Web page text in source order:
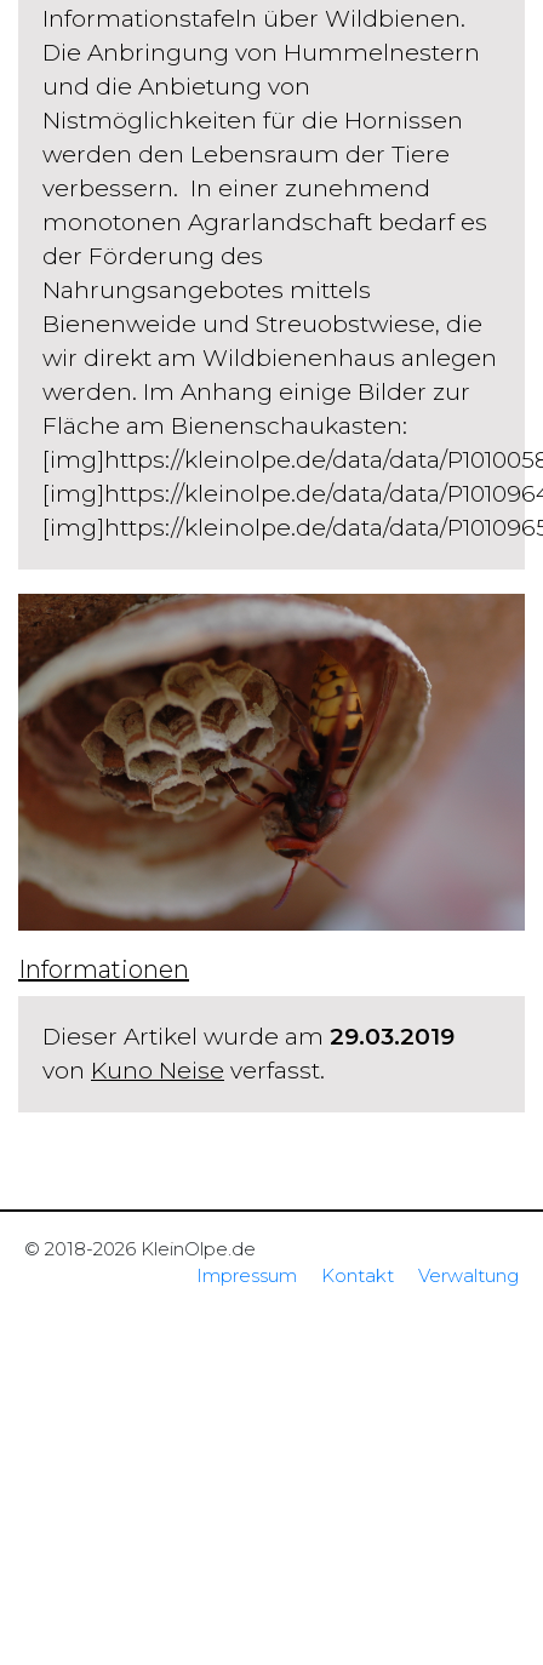
Informationstafeln über Wildbienen.
Die Anbringung von Hummelnestern
und die Anbietung von
Nistmöglichkeiten für die Hornissen
werden den Lebensraum der Tiere
verbessern. In einer zunehmend
monotonen Agrarlandschaft bedarf es
der Förderung des
Nahrungsangebotes mittels
Bienenweide und Streuobstwiese, die
wir direkt am Wildbienenhaus anlegen
werden. Im Anhang einige Bilder zur
Fläche am Bienenschaukasten:
[img]https://kleinolpe.de/data/data/
[img]https://kleinolpe.de/data/data/
[img]https://kleinolpe.de/data/data/
Informationen
Dieser Artikel wurde am 29.03.2019
von Kuno Neise verfasst.
© 2018-2026 KleinOlpe.de
Impressum
Kontakt Verwaltung